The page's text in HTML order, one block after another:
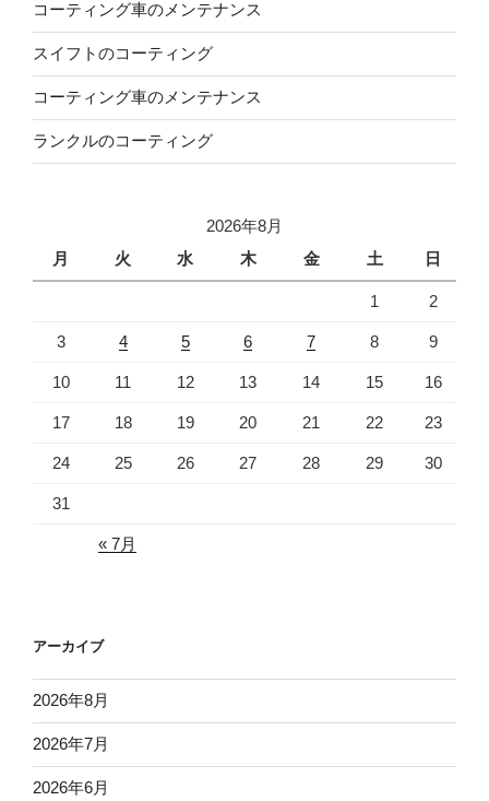
コーティング車のメンテナンス
スイフトのコーティング
コーティング車のメンテナンス
ランクルのコーティング
2026年8月
月
火 水 木 金 土 日
1 2
3 4 5 6 7 8 9
10 11 12 13 14 15 16
17 18 19 20 21 22 23
24 25 26 27 28 29 30
31
« 7月
アーカイブ
2026年8月
2026年7月
2026年6月